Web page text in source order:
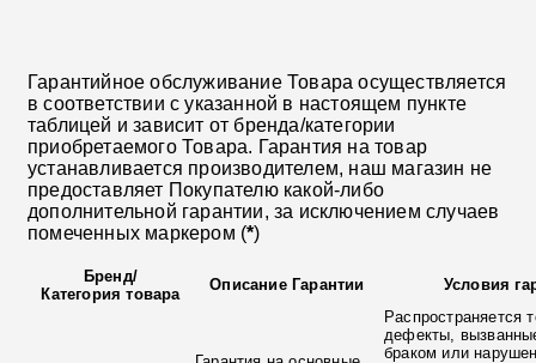
Гарантийное обслуживание Товара осуществляется
в соответствии с указанной в настоящем пункте
таблицей и зависит от бренда/категории
приобретаемого Товара. Гарантия на товар
устанавливается производителем, наш магазин не
предоставляет Покупателю какой-либо
дополнительной гарантии, за исключением случаев
помеченных маркером (*)
Бренд/
Категория товара
Описание Гарантии Условия
Распространяется
дефекты,
браком или